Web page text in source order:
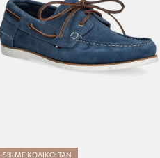
-5% ΜΕ ΚΩΔΙΚΟ: TAN